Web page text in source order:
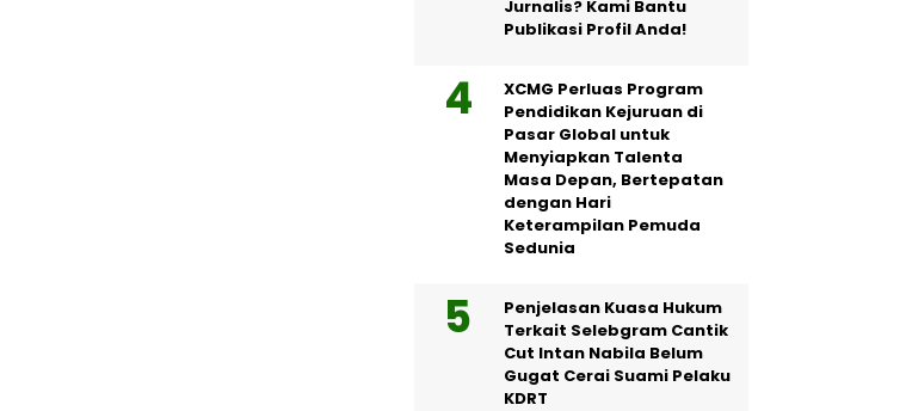
Jurnalis? Kami Bantu
Publikasi Profil Anda!
XCMG Perluas Program
Pendidikan Kejuruan di
Pasar Global untuk
Menyiapkan Talenta
Masa Depan, Bertepatan
dengan Hari
Keterampilan Pemuda
Sedunia
Penjelasan Kuasa Hukum
Terkait Selebgram Cantik
Cut Intan Nabila Belum
Gugat Cerai Suami Pelaku
KDRT